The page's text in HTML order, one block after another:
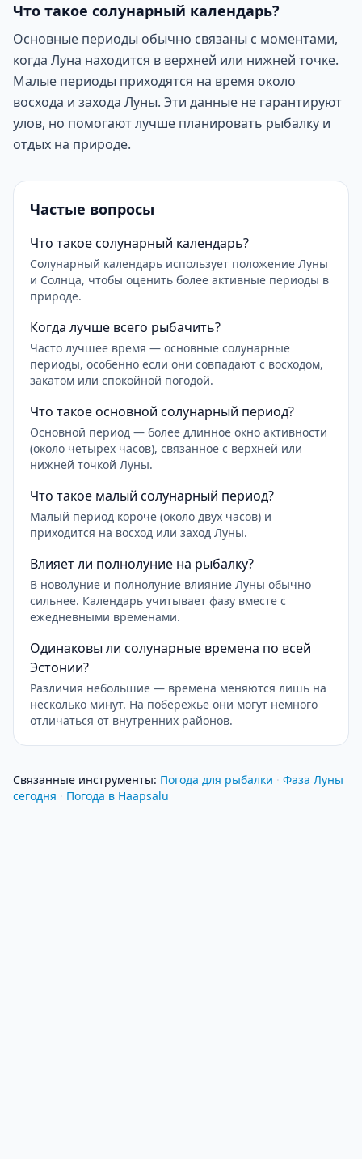
Что такое солунарный календарь?
Основные периоды обычно связаны с моментами,
когда Луна находится в верхней или нижней точке.
Малые периоды приходятся на время около
восхода и захода Луны. Эти данные не гарантируют
улов, но помогают лучше планировать рыбалку и
отдых на природе.
Частые вопросы
Что такое солунарный календарь?
Солунарный календарь использует положение Луны
и Солнца, чтобы оценить более активные периоды в
природе.
Когда лучше всего рыбачить?
Часто лучшее время — основные солунарные
периоды, особенно если они совпадают с восходом,
закатом или спокойной погодой.
Что такое основной солунарный период?
Основной период — более длинное окно активности
(около четырех часов), связанное с верхней или
нижней точкой Луны.
Что такое малый солунарный период?
Малый период короче (около двух часов) и
приходится на восход или заход Луны.
Влияет ли полнолуние на рыбалку?
В новолуние и полнолуние влияние Луны обычно
сильнее. Календарь учитывает фазу вместе с
ежедневными временами.
Одинаковы ли солунарные времена по всей
Эстонии?
Различия небольшие — времена меняются лишь на
несколько минут. На побережье они могут немного
отличаться от внутренних районов.
Связанные инструменты: Погода для рыбалки · Фаза Луны
сегодня · Погода в Haapsalu